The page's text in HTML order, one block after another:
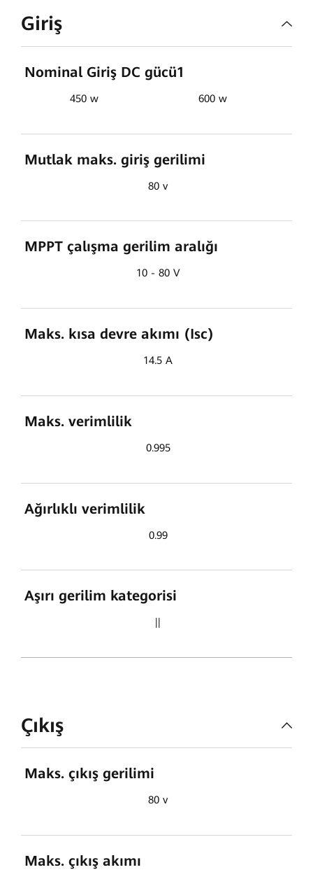
Giriş
Nominal Giriş DC gücü1
450 w 600 w
Mutlak maks. giriş gerilimi
80 v
MPPT çalışma gerilim aralığı
10 - 80 V
Maks. kısa devre akımı (Isc)
14.5 A
Maks. verimlilik
0.995
Ağırlıklı verimlilik
0.99
Aşırı gerilim kategorisi
||
Çıkış
Maks. çıkış gerilimi
80 v
Maks. çıkış akımı